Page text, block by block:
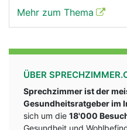
Mehr zum Thema
ÜBER
Sprechzimmer ist der
Gesundheitsratgeber im
sich um die 18'000
Gesundheit und